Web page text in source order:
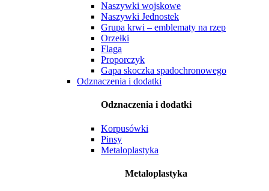
Naszywki wojskowe
Naszywki Jednostek
Grupa krwi – emblematy na rzep
Orzełki
Flaga
Proporczyk
Gapa skoczka spadochronowego
Odznaczenia i dodatki
Odznaczenia i dodatki
Korpusówki
Pinsy
Metaloplastyka
Metaloplastyka